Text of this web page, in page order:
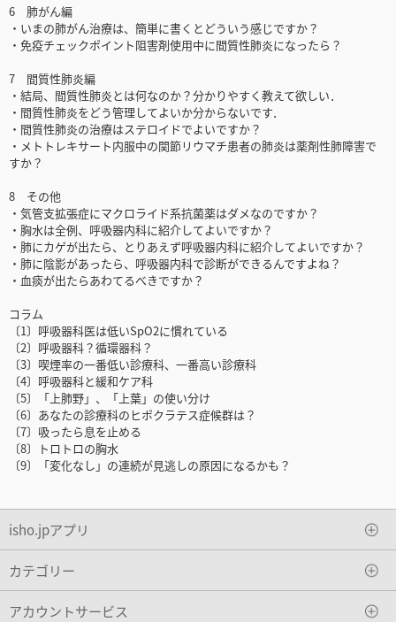
6 肺がん編
・いまの肺がん治療は、簡単に書くとどういう感じですか？
・免疫チェックポイント阻害剤使用中に間質性肺炎になったら？
7 間質性肺炎編
・結局、間質性肺炎とは何なのか？分かりやすく教えて欲しい．
・間質性肺炎をどう管理してよいか分からないです．
・間質性肺炎の治療はステロイドでよいですか？
・メトトレキサート内服中の関節リウマチ患者の肺炎は薬剤性肺障害で
すか？
8 その他
・気管支拡張症にマクロライド系抗菌薬はダメなのですか？
・胸水は全例、呼吸器内科に紹介してよいですか？
・肺にカゲが出たら、とりあえず呼吸器内科に紹介してよいですか？
・肺に陰影があったら、呼吸器内科で診断ができるんですよね？
・血痰が出たらあわてるべきですか？
コラム
〔1〕呼吸器科医は低いSpO2に慣れている
〔2〕呼吸器科？循環器科？
〔3〕喫煙率の一番低い診療科、一番高い診療科
〔4〕呼吸器科と緩和ケア科
〔5〕「上肺野」、「上葉」の使い分け
〔6〕あなたの診療科のヒポクラテス症候群は？
〔7〕吸ったら息を止める
〔8〕トロトロの胸水
〔9〕「変化なし」の連続が見逃しの原因になるかも？
isho.jpアプリ
カテゴリー
アカウントサービス